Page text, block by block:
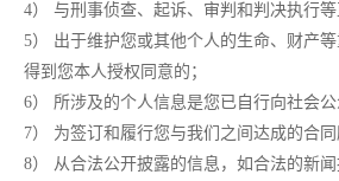
4） 与刑事侦查、起诉、审判和判决执行等
5） 出于维护您或其他个人的生命、财产
得到您本人授权同意的；
6） 所涉及的个人信息是您已自行向社会公
7） 为签订和履行您与我们之间达成的合同
8） 从合法公开披露的信息，如合法的新